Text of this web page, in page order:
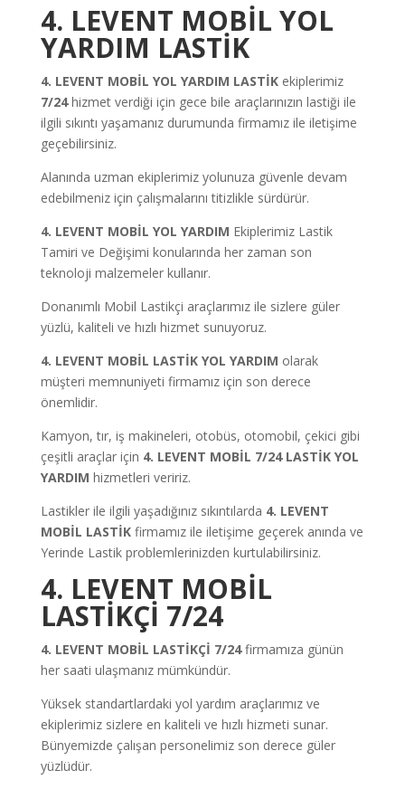
4. LEVENT MOBİL YOL
YARDIM LASTİK
4. LEVENT MOBİL YOL YARDIM LASTİKekiplerimiz
7/24hizmet verdiği için gece bile araçlarınızın lastiği ile
ilgili sıkıntı yaşamanız durumunda firmamız ile iletişime
geçebilirsiniz.
Alanında uzman ekiplerimiz yolunuza güvenle devam
edebilmeniz için çalışmalarını titizlikle sürdürür.
4. LEVENT MOBİL YOL YARDIM Ekiplerimiz Lastik
Tamiri ve Değişimi konularında her zaman son
teknoloji malzemeler kullanır.
Donanımlı Mobil Lastikçi araçlarımız ile sizlere güler
yüzlü, kaliteli ve hızlı hizmet sunuyoruz.
4. LEVENT MOBİL LASTİK YOL YARDIM olarak
müşteri memnuniyeti firmamız için son derece
önemlidir.
Kamyon, tır, iş makineleri, otobüs, otomobil, çekici gibi
çeşitli araçlar için 4. LEVENT MOBİL 7/24 LASTİK YOL
YARDIM hizmetleri veririz.
Lastikler ile ilgili yaşadığınız sıkıntılarda 4. LEVENT
MOBİL LASTİKfirmamız ile iletişime geçerek anında ve
Yerinde Lastik problemlerinizden kurtulabilirsiniz.
4. LEVENT MOBİL
LASTİKÇİ 7/24
4. LEVENT MOBİL LASTİKÇİ 7/24firmamıza günün
her saati ulaşmanız mümkündür.
Yüksek standartlardaki yol yardım araçlarımız ve
ekiplerimiz sizlere en kaliteli ve hızlı hizmeti sunar.
Bünyemizde çalışan personelimiz son derece güler
yüzlüdür.